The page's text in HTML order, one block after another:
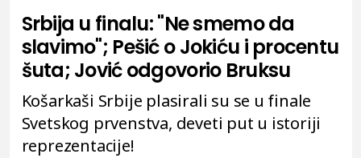
Srbija u finalu: "Ne smemo da
slavimo"; Pešić o Jokiću i procentu
šuta; Jović odgovorio Bruksu
Košarkaši Srbije plasirali su se u finale
Svetskog prvenstva, deveti put u istoriji
reprezentacije!